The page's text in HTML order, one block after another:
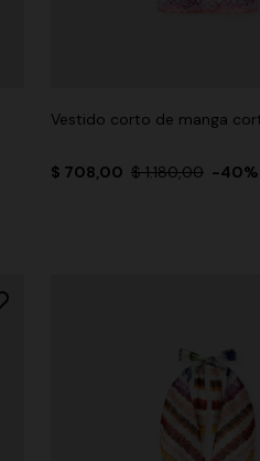
Vestido corto de manga
$ 708,00 $ 1.180,00 -40%